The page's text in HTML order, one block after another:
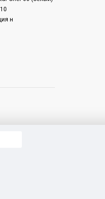
н